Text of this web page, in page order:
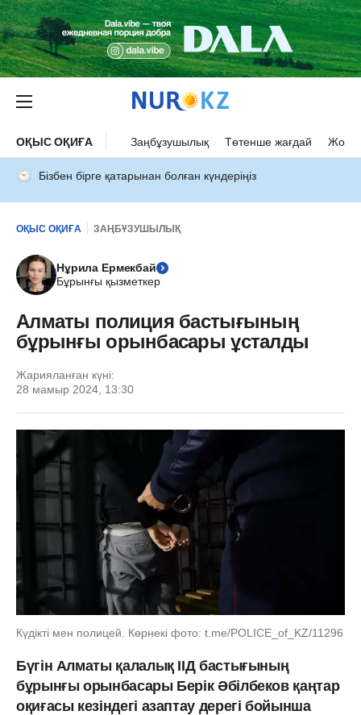
ОҚЫС ОҚИҒА Заңбұзушылық Төтенше жағдай Жол
Бізбен бірге қатарынан болған күндеріңіз
ОҚЫС ОҚИҒА ЗАҢБҰЗУШЫЛЫҚ
Нұрила Ермекбай
Бұрынғы қызметкер
Алматы полиция бастығының
бұрынғы орынбасары ұсталды
Жарияланған күні:
28 мамыр 2024, 13:30
Күдікті мен полицей. Көрнекі фото: t.me/POLICE_of_KZ/11296
Бүгін Алматы қалалық ІІД бастығының
бұрынғы орынбасары Берік Әбілбеков қаңтар
оқиғасы кезіндегі азаптау дерегі бойынша